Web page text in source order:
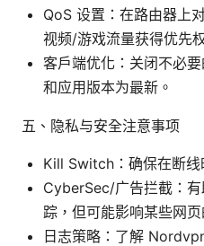
QoS 设置：在路由器上
视频/游戏流量获得优先
客户端优化：关闭不必
和应用版本为最新。
五、隐私与安全注意事项
Kill Switch：确保在断线
CyberSec/广告拦截：
踪，但可能影响某些网页
日志策略：了解